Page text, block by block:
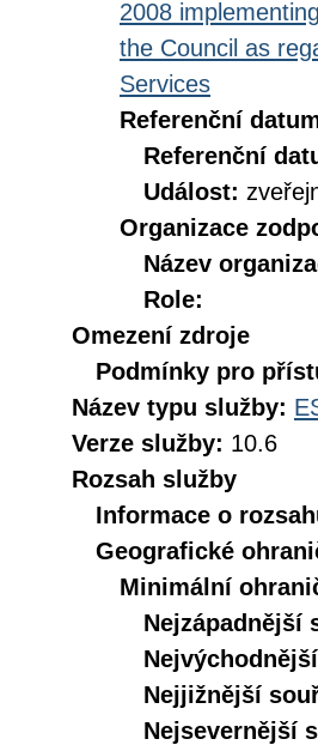
2008
the Council as
Services
Referenční
Referenční
Událost:
Organizace
Název
Role:
Omezení zdroje
Podmínky pro
Název typu služby:
Verze služby: 10.6
Rozsah služby
Informace o
Geografické
Minimální
Nejzápadnější
Nejjižnější
Nejsevernější